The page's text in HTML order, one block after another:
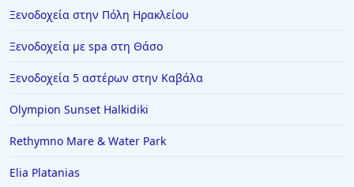
Ξενοδοχεία στη Μεσσηνία
Ξενοδοχεία σε Άμπου Ντάμπι
Ξενοδοχεία στην Καππαδοκία
Ξενοδοχεία στον Μύτικα
Ξενοδοχεία στην Πόλη Ηρακλείου
Ξενοδοχεία με spa στη Θάσο
Ξενοδοχεία 5 αστέρων στην Καβάλα
Olympion Sunset Halkidiki
Rethymno Mare & Water Park
Elia Platanias